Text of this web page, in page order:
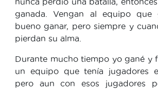
ganada. Vengan al equipo que
bueno ganar, pero siempre y
pierdan su alma.
Durante mucho tiempo yo gané y
un equipo que tenía jugadores
pero aun con esos jugadores